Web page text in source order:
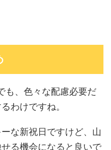
も、色々な配慮必要だ
わけですね。
な新祝日ですけど、山
る機会になると良いで